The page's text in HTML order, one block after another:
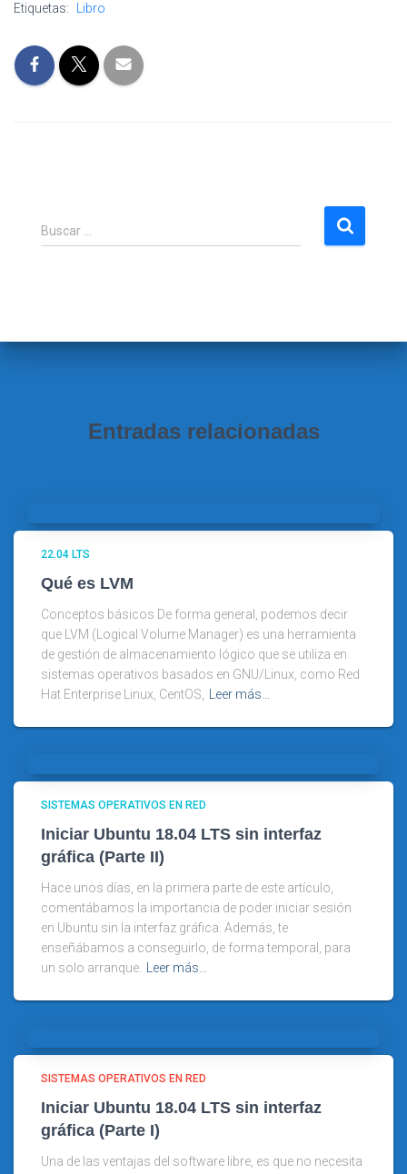
Etiquetas: Libro
B
u
:
Buscar …
Entradas relacionadas
22.04 LTS
Qué es LVM
Conceptos básicos De forma general, podemos decir
que LVM (Logical Volume Manager) es una herramienta
de gestión de almacenamiento lógico que se utiliza en
sistemas operativos basados en GNU/Linux, como Red
Hat Enterprise Linux, CentOS, Leer más…
SISTEMAS OPERATIVOS EN RED
Iniciar Ubuntu 18.04 LTS sin interfaz
gráfica (Parte II)
Hace unos días, en la primera parte de este artículo,
comentábamos la importancia de poder iniciar sesión
en Ubuntu sin la interfaz gráfica. Además, te
enseñábamos a conseguirlo, de forma temporal, para
un solo arranque. Leer más…
SISTEMAS OPERATIVOS EN RED
Iniciar Ubuntu 18.04 LTS sin interfaz
gráfica (Parte I)
Una de las ventajas del software libre, es que no necesita